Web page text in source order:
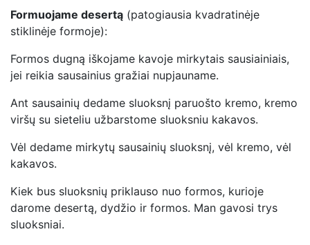
Formuojame desertą (patogiausia kvadratinėje
stiklinėje formoje):
Formos dugną iškojame kavoje mirkytais sausiainiais,
jei reikia sausainius gražiai nupjauname.
Ant sausainių dedame sluoksnį paruošto kremo, kremo
viršų su sieteliu užbarstome sluoksniu kakavos.
Vėl dedame mirkytų sausainių sluoksnį, vėl kremo, vėl
kakavos.
Kiek bus sluoksnių priklauso nuo formos, kurioje
darome desertą, dydžio ir formos. Man gavosi trys
sluoksniai.